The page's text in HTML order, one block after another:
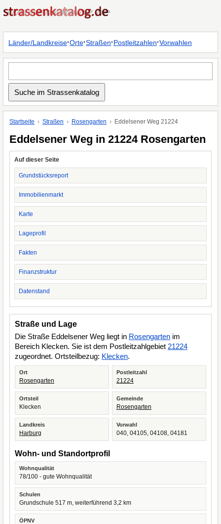
Länder/Landkreise·Orte·Straßen·Postleitzahlen·Vorwahlen
Startseite Straßen Rosengarten Eddelsener Weg 21224
Eddelsener Weg in 21224 Rosengarten
Auf dieser Seite
Grundstücksreport
Immobilienmarkt
Karte
Lageprofil
Fakten
Finanzstruktur
Datenstand
Straße und Lage
Die Straße Eddelsener Weg liegt in Rosengarten im
Bereich Klecken. Sie ist dem Postleitzahlgebiet 21224
zugeordnet. Ortsteilbezug: Klecken.
Ort
Rosengarten
Postleitzahl
21224
Ortsteil
Klecken
Gemeinde
Rosengarten
Landkreis
Harburg
Vorwahl
040, 04105, 04108, 04181
Wohn- und Standortprofil
Wohnqualität
78/100 - gute Wohnqualität
Schulen
Grundschule 517 m, weiterführend 3,2 km
ÖPNV